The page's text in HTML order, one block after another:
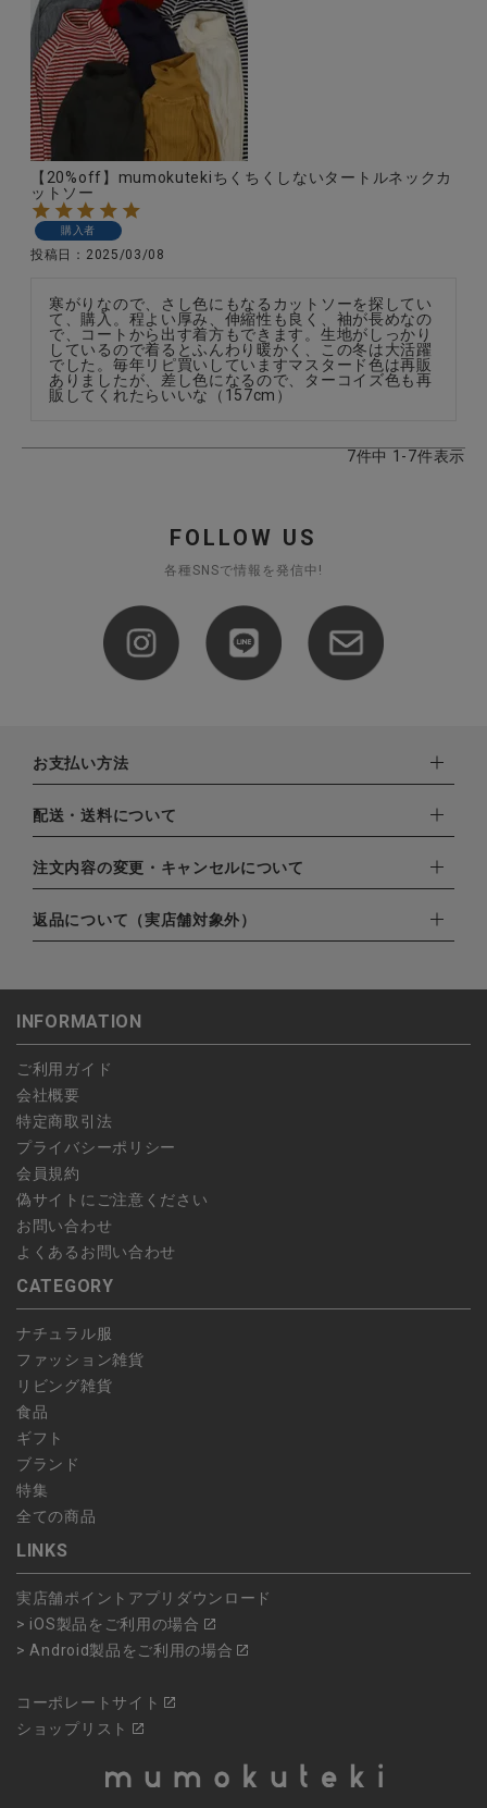
【20%off】mumokutekiちくちくしないタートルネックカ
ットソー
購入者
投稿日 2025/03/08
寒がりなので、さし色にもなるカットソーを探してい
て、購入。程よい厚み、伸縮性も良く、袖が長めなの
で、コートから出す着方もできます。生地がしっかり
しているので着るとふんわり暖かく、この冬は大活躍
でした。毎年リピ買いしていますマスタード色は再販
ありましたが、差し色になるので、ターコイズ色も再
販してくれたらいいな（157cm）
7件中 1 -7件表示
FOLLOW US
各種SNSで情報を発信中!
お支払い方法
下記お支払い方法よりお選びいただけます。
・クレジットカード（VISA,mastercard,JCB,AMERICAN
EXPRESS,Diners Club）
・amazonペイメント
・楽天ペイ
・PayPay
配送・送料について
配達業者：日本郵便
北海道：1,400円
注文内容の変更・キャンセルについて
ご注文日当日から翌日のAM9:00までにご連絡頂いた場合はキャ
ンセルは可能です。
します。
予約商品など一部キャンセルが出来ない場合がございます。あら
かじめご了承ください。
返品について（実店舗対象外）
こちら よりご依頼ください。
INFORMATION
ご利用ガイド
会社概要
特定商取引法
プライバシーポリシー
会員規約
偽サイトにご注意ください
お問い合わせ
よくあるお問い合わせ
CATEGORY
ナチュラル服
ファッション雑貨
リビング雑貨
食品
ギフト
ブランド
特集
全ての商品
LINKS
実店舗ポイントアプリダウンロード
> iOS製品をご利用の場合
> Android製品をご利用の場合
コーポレートサイト
ショップリスト